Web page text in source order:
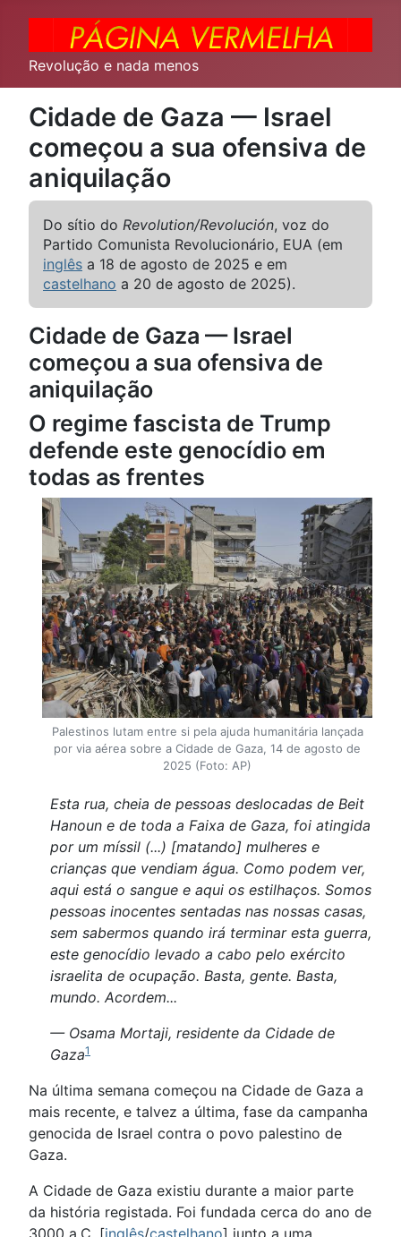
Revolução e nada menos
Cidade de Gaza — Israel
começou a sua ofensiva de
aniquilação
Do sítio do Revolution/Revolución, voz do
Partido Comunista Revolucionário, EUA (em
inglês a 18 de agosto de 2025 e em
castelhano a 20 de agosto de 2025).
Cidade de Gaza — Israel
começou a sua ofensiva de
aniquilação
O regime fascista de Trump
defende este genocídio em
todas as frentes
Palestinos lutam entre si pela ajuda humanitária lançada
por via aérea sobre a Cidade de Gaza, 14 de agosto de
2025 (Foto: AP)
Esta rua, cheia de pessoas deslocadas de Beit
Hanoun e de toda a Faixa de Gaza, foi atingida
por um míssil (...) [matando] mulheres e
crianças que vendiam água. Como podem ver,
aqui está o sangue e aqui os estilhaços. Somos
pessoas inocentes sentadas nas nossas casas,
sem sabermos quando irá terminar esta guerra,
este genocídio levado a cabo pelo exército
israelita de ocupação. Basta, gente. Basta,
mundo. Acordem...
— Osama Mortaji, residente da Cidade de
Gaza1
Na última semana começou na Cidade de Gaza a
mais recente, e talvez a última, fase da campanha
genocida de Israel contra o povo palestino de
Gaza.
A Cidade de Gaza existiu durante a maior parte
da história registada. Foi fundada cerca do ano de